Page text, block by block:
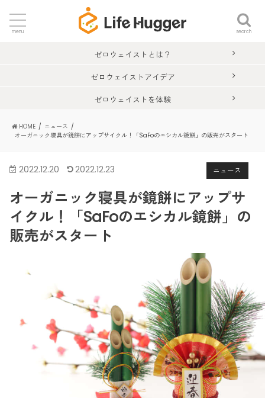
search
menu
ゼロウェイストとは？
ゼロウェイストアイデア
ゼロウェイストを体験
HOME
ニュース
オーガニック寝具が鏡餅にアップサイクル！「SaFoのエシカル鏡餅」の販売がスタート
ニュース
2022.12.20 2022.12.23
オーガニック寝具が鏡餅にアップサ
イクル！「SaFoのエシカル鏡餅」の
販売がスタート